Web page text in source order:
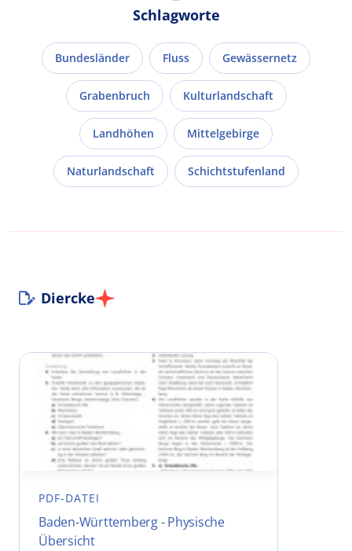
Schlagworte
Bundesländer Fluss Gewässernetz
Grabenbruch Kulturlandschaft
Landhöhen Mittelgebirge
Naturlandschaft Schichtstufenland
Diercke
PDF-DATEI
Baden-Württemberg - Physische
Übersicht